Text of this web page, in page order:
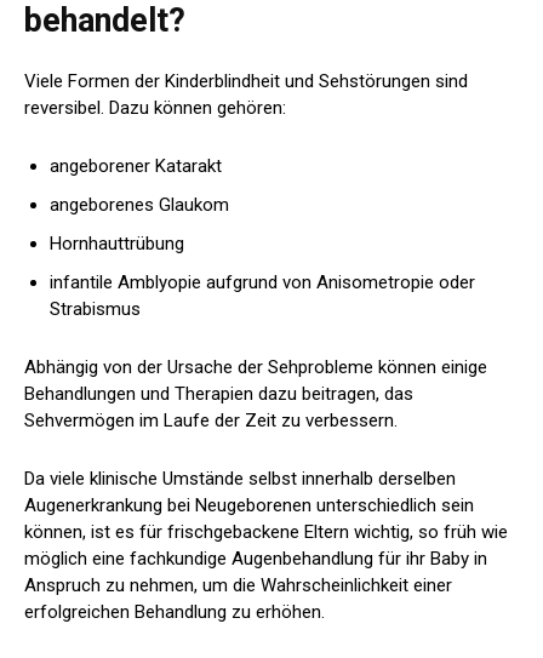
behandelt?
Viele Formen der Kinderblindheit und Sehstörungen sind
reversibel. Dazu können gehören:
angeborener Katarakt
angeborenes Glaukom
Hornhauttrübung
infantile Amblyopie aufgrund von Anisometropie oder
Strabismus
Abhängig von der Ursache der Sehprobleme können einige
Behandlungen und Therapien dazu beitragen, das
Sehvermögen im Laufe der Zeit zu verbessern.
Da viele klinische Umstände selbst innerhalb derselben
Augenerkrankung bei Neugeborenen unterschiedlich sein
können, ist es für frischgebackene Eltern wichtig, so früh wie
möglich eine fachkundige Augenbehandlung für ihr Baby in
Anspruch zu nehmen, um die Wahrscheinlichkeit einer
erfolgreichen Behandlung zu erhöhen.